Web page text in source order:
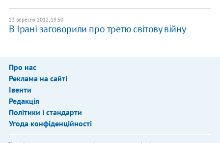
23 вересня 2012, 19:50
В Ірані заговорили про третю світову війну
Про нас
Реклама на сайті
Івенти
Редакція
Політики і стандарти
Угода конфіденційності